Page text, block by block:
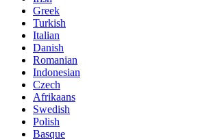
Greek
Turkish
Italian
Danish
Romanian
Indonesian
Czech
Afrikaans
Swedish
Polish
Basque